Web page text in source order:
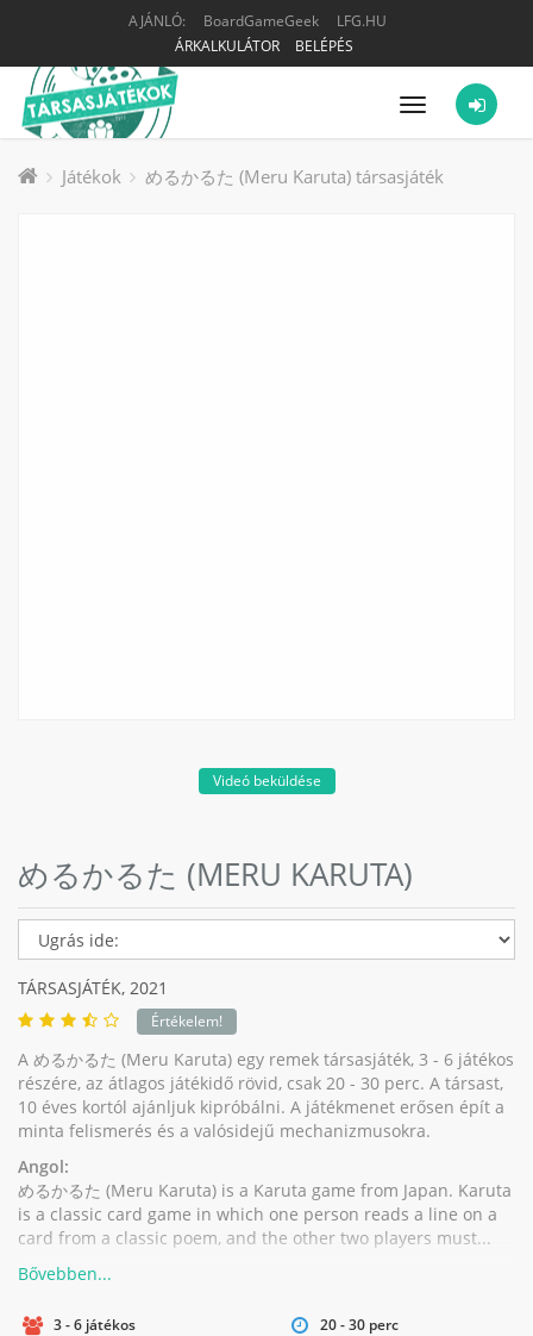
AJÁNLÓ: BoardGameGeek
LFG.HU
ÁRKALKULÁTOR
BELÉPÉS
Menü
Játékok めるかるた (Meru Karuta) társasjáték
Videó beküldése
めるかるた (MERU KARUTA)
TÁRSASJÁTÉK, 2021
Értékelem!
A めるかるた (Meru Karuta) egy remek társasjáték, 3 - 6 játékos
részére, az átlagos játékidő rövid, csak 20 - 30 perc. A társast,
10 éves kortól ajánljuk kipróbálni. A játékmenet erősen épít a
minta felismerés és a valósidejű mechanizmusokra.
Angol:
めるかるた (Meru Karuta) is a Karuta game from Japan. Karuta
is a classic card game in which one person reads a line on a
card from a classic poem, and the other two players must...
3 - 6 játékos
20 - 30 perc